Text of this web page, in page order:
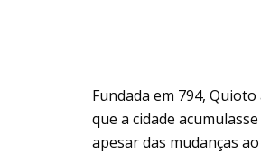
Fundada em 794,
que a cidade
apesar das mudanças